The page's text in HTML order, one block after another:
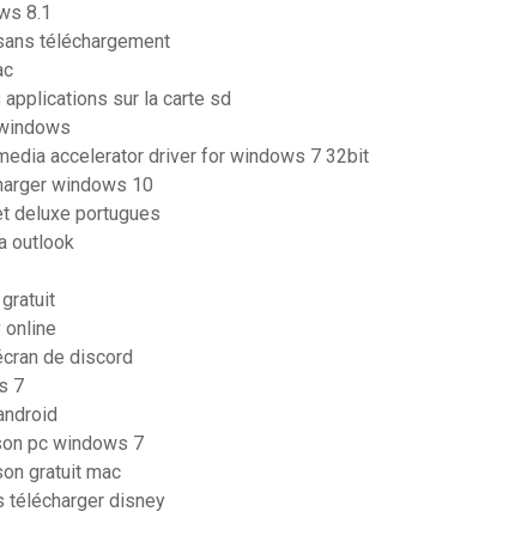
8.1
téléchargement
sur la carte sd
accelerator driver for windows 7 32bit
windows 10
deluxe portugues
outlook
online
de discord
7
pc windows 7
gratuit mac
télécharger disney